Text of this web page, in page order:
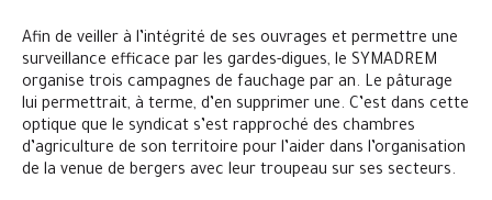
Afin de veiller à l’intégrité de ses ouvrages et permettre une
surveillance efficace par les gardes-digues, le SYMADREM
organise trois campagnes de fauchage par an. Le pâturage
lui permettrait, à terme, d’en supprimer une. C’est dans cette
optique que le syndicat s’est rapproché des chambres
d’agriculture de son territoire pour l’aider dans l’organisation
de la venue de bergers avec leur troupeau sur ses secteurs.